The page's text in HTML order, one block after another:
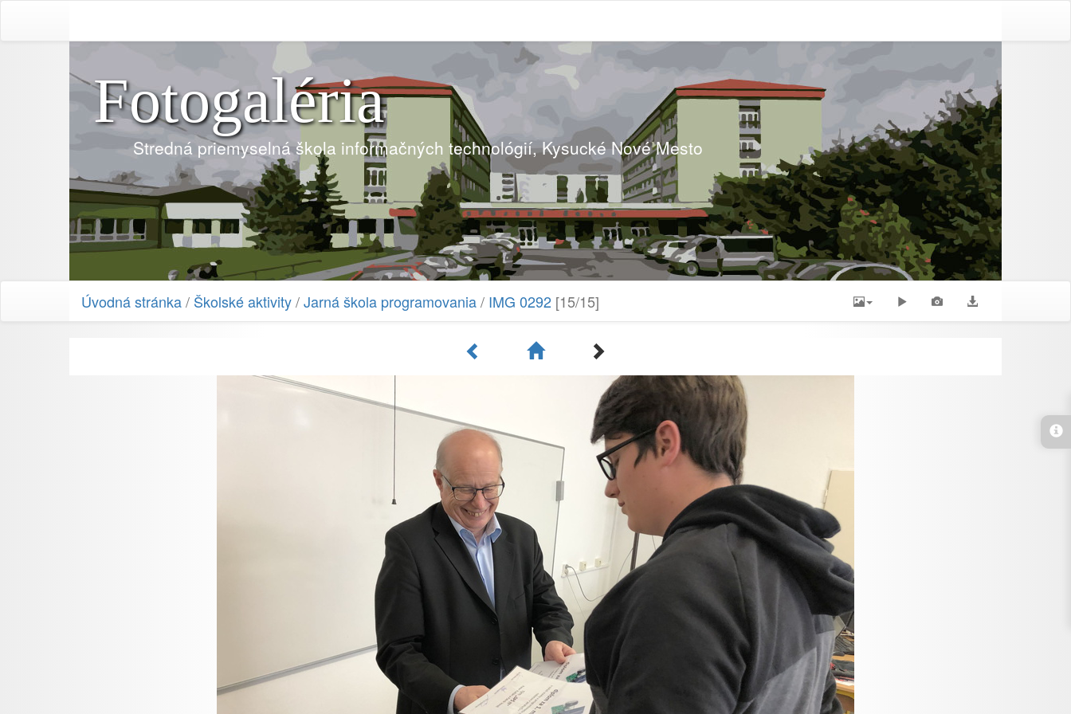
Fotogaléria
Stredná priemyselná škola informačných technológií, Kysucké Nové Mesto
Úvodná stránka/ Školské aktivity/Jarná škola programovania/ IMG 0292 [15/15]